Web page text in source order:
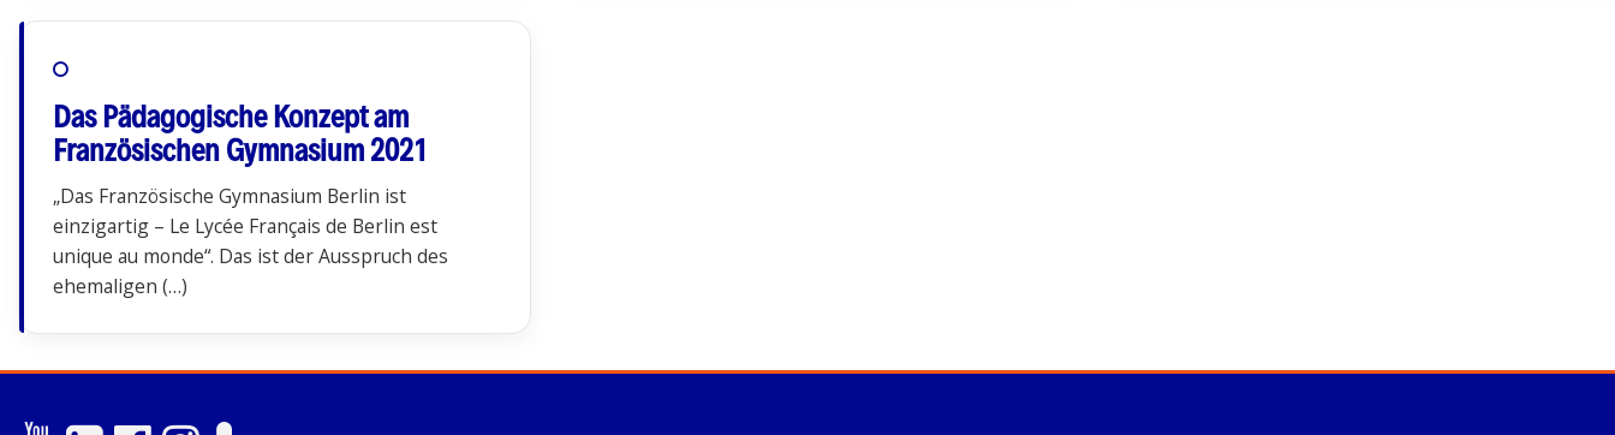
Das Pädagogische Konzept am
Französischen Gymnasium 2021
„Das Französische Gymnasium Berlin ist
einzigartig – Le Lycée Français de Berlin est
unique au monde“. Das ist der Ausspruch des
ehemaligen (…)